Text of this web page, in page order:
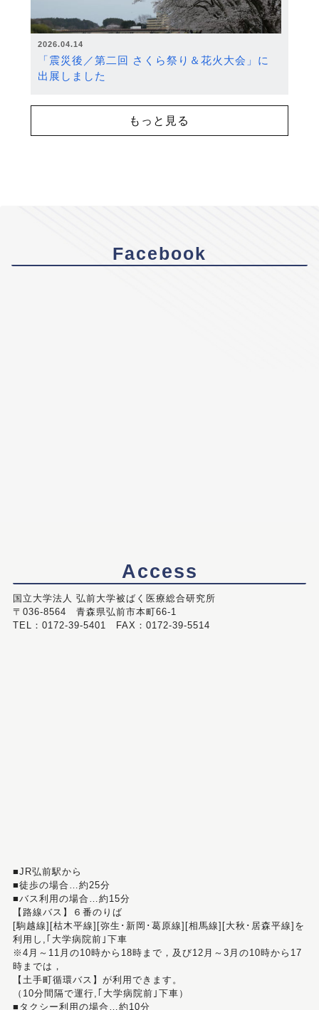
2026.04.14
「震災後／第二回 さくら祭り＆花火大会」に
出展しました
もっと見る
Facebook
Access
国立大学法人 弘前大学被ばく医療総合研究所
〒036-8564 青森県弘前市本町66-1
TEL：0172-39-5401 FAX：0172-39-5514
■JR弘前駅から
■徒歩の場合…約25分
■バス利用の場合…約15分
【路線バス】６番のりば
[駒越線][枯木平線][弥生･新岡･葛原線][相馬線][大秋･居森平線]を
利用し,｢大学病院前｣下車
※4月～11月の10時から18時まで，及び12月～3月の10時から17
時までは，
【土手町循環バス】が利用できます。
（10分間隔で運行,｢大学病院前｣下車）
■タクシー利用の場合…約10分